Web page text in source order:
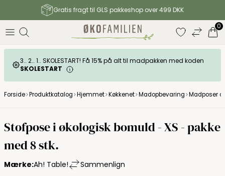
Gratis fragt til GLS pakkeshop over 499 DKK
0
3.. 2.. 1.. SKOLESTART! Få 15% på alt til madpakken med koden
SKOLESTART
Forside Produktkatalog Hjemmet Køkkenet Madopbevaring Madposer
Stofpose i økologisk bomuld - XS - pakke
med 8 stk.
Mærke:Ah! Table! Sammenlign